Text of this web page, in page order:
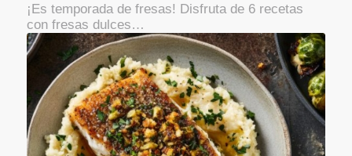
¡Es temporada de fresas! Disfruta de 6 recetas
con fresas dulces…